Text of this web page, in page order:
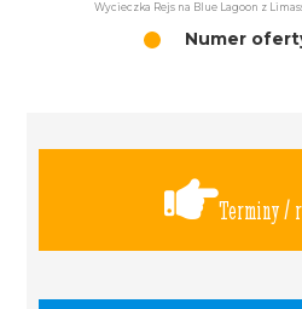
Wycieczka Rejs na Blue Lagoon z
Numer
Terminy /